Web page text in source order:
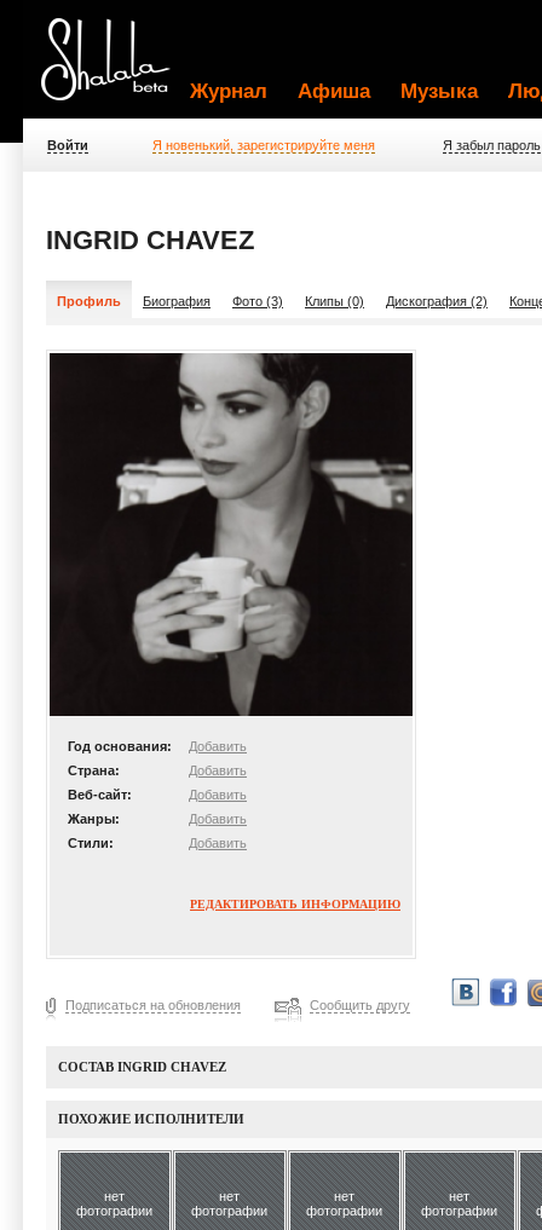
Журнал Афиша Музыка
Войти Я новенький, зарегистрируйте меня Я забыл пароль
INGRID CHAVEZ
Профиль Биография Фото (3) Клипы (0) Дискография (2)
Год основания:
Добавить
Страна:
Добавить
Веб-сайт:
Добавить
Жанры:
Добавить
Стили:
Добавить
РЕДАКТИРОВАТЬ ИНФОРМАЦИЮ
Подписаться на обновления Сообщить другу
СОСТАВ INGRID CHAVEZ
ПОХОЖИЕ ИСПОЛНИТЕЛИ
нет
фотографии
нет
фотографии
нет
фотографии
нет
фотографии